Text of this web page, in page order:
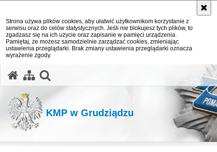
Strona używa plików cookies, aby ułatwić użytkownikom korzystanie z
serwisu oraz do celów statystycznych. Jeśli nie blokujesz tych plików, to
zgadzasz się na ich użycie oraz zapisanie w pamięci urządzenia.
Pamiętaj, że możesz samodzielnie zarządzać cookies, zmieniając
ustawienia przeglądarki. Brak zmiany ustawienia przeglądarki oznacza
wyrażenie zgody.
KMP w Grudziądzu